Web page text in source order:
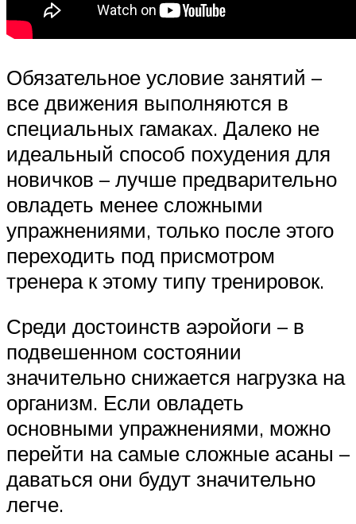
Обязательное условие занятий –
все движения выполняются в
специальных гамаках. Далеко не
идеальный способ похудения для
новичков – лучше предварительно
овладеть менее сложными
упражнениями, только после этого
переходить под присмотром
тренера к этому типу тренировок.
Среди достоинств аэройоги – в
подвешенном состоянии
значительно снижается нагрузка на
организм. Если овладеть
основными упражнениями, можно
перейти на самые сложные асаны –
даваться они будут значительно
легче.